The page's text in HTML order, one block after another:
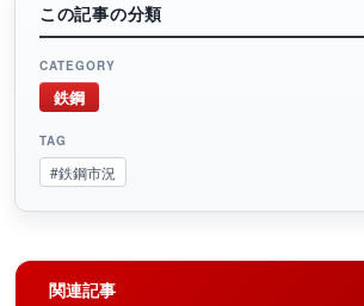
この記事の分類
CATEGORY
鉄鋼
TAG
#鉄鋼市況
関連記事